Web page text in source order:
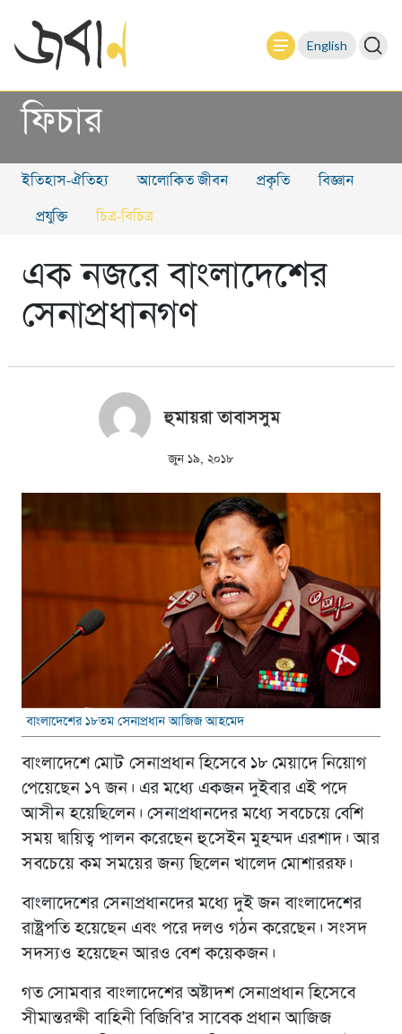
English
ফিচার
ইতিহাস-ঐতিহ্য আলোকিত জীবন প্রকৃতি বিজ্ঞান
প্রযুক্তি চিত্র-বিচিত্র
এক নজরে বাংলাদেশের
সেনাপ্রধানগণ
হুমায়রা তাবাসসুম
জুন ১৯, ২০১৮
বাংলাদেশের ১৮তম সেনাপ্রধান আজিজ আহমেদ
বাংলাদেশে মোট সেনাপ্রধান হিসেবে ১৮ মেয়াদে নিয়োগ
পেয়েছেন ১৭ জন। এর মধ্যে একজন দুইবার এই পদে
আসীন হয়েছিলেন। সেনাপ্রধানদের মধ্যে সবচেয়ে বেশি
সময় দ্বায়িত্ব পালন করেছেন হুসেইন মুহম্মদ এরশাদ। আর
সবচেয়ে কম সময়ের জন্য ছিলেন খালেদ মোশাররফ।
বাংলাদেশের সেনাপ্রধানদের মধ্যে দুই জন বাংলাদেশের
রাষ্ট্রপতি হয়েছেন এবং পরে দলও গঠন করেছেন। সংসদ
সদস্যও হয়েছেন আরও বেশ কয়েকজন।
গত সোমবার বাংলাদেশের অষ্টাদশ সেনাপ্রধান হিসেবে
সীমান্তরক্ষী বাহিনী বিজিবি’র সাবেক প্রধান আজিজ